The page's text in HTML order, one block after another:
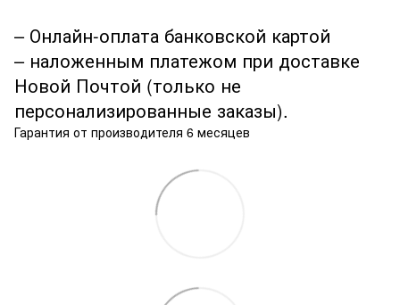
– Онлайн-оплата банковской картой
– наложенным платежом при доставке
Новой Почтой (только не
персонализированные заказы).
Гарантия от производителя 6 месяцев